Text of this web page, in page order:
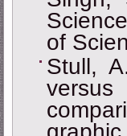
of
Stull,